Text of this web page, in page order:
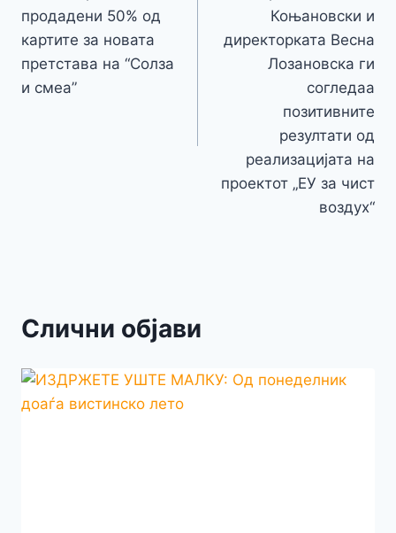
напис
продадени 50% од
картите за новата
претстава на “Солза
и смеа”
Коњановски и
директорката Весна
Лозановска ги
согледаа
позитивните
резултати од
реализацијата на
проектот „ЕУ за чист
воздух“
Слични објави